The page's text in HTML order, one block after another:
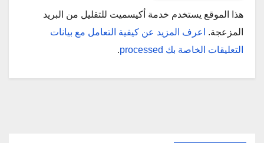
هذا الموقع يستخدم خدمة أكيسميت للتقليل من البريد
المزعجة.
اعرف المزيد عن كيفية التعامل مع بيانات
التعليقات الخاصة بك processed
.